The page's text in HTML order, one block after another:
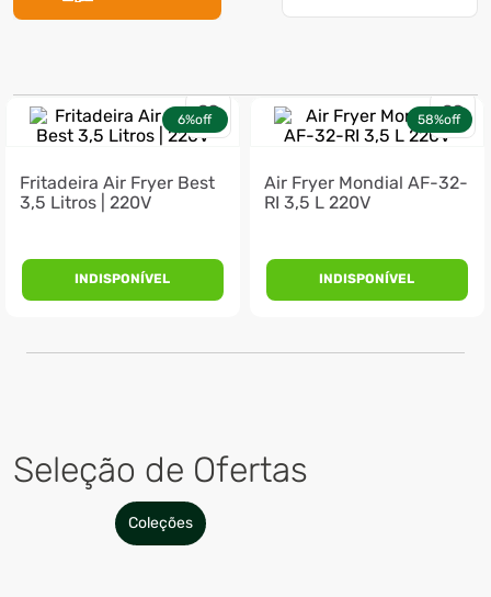
6%off
Fritadeira Air Fryer Best
3,5 Litros | 220V
INDISPONÍVEL
58%off
Air Fryer Mondial AF-32-
RI 3,5 L 220V
INDISPONÍVEL
Seleção de Ofertas
Coleções
7º
ventilador
9º
lavadora
10º climatizador